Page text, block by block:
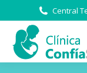
Central